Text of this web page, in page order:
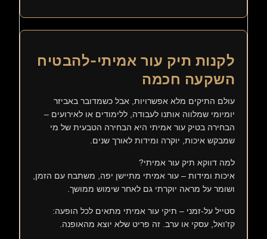
לקנות תיק עור אמיתי-להבטיח
השקעה חכמה
עולם התיקים מלא אפשרויות, אבל כשמדובר באביזר
יומיומי שמלווה אותנו לעבודה, ללימודים או לאירועים –
הבחירה בטיק עור אמיתי היא הבחירה הטבעית של מי
שמבקש איכות, יוקרה ומידות לאורך שנים.
למה דווקא תיק עור אמיתי?
איכות ומידות – עור אמיתי מתיישן יפה, משתבח עם הזמן,
ושומר על מראה יוקרתי גם לאחר שימוש ממושך.
סטייל על-זמני – תיקי עור אמיתי מתאים לכל הופעה:
קז'ואל, עסקי או ערב. זה פריט שלא יוצא מהאופנה.